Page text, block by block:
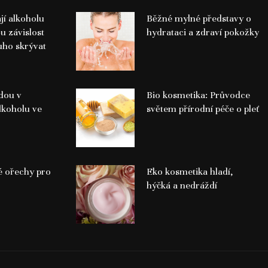
alkoholu
závislost
skrývat
v
ve
ořechy pro
Běžné mylné představy o
hydrataci a zdraví pokožky
Bio kosmetika: Průvodce
světem přírodní péče o pleť
Eko kosmetika hladí,
hýčká a nedráždí